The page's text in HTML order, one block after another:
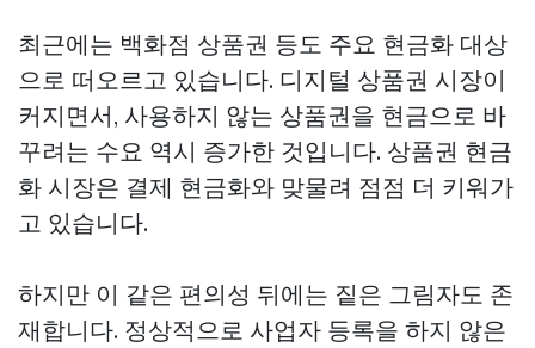
최근에는 백화점 상품권 등도 주요 현금화 대상
으로 떠오르고 있습니다. 디지털 상품권 시장이
커지면서, 사용하지 않는 상품권을 현금으로 바
꾸려는 수요 역시 증가한 것입니다. 상품권 현금
화 시장은 결제 현금화와 맞물려 점점 더 키워가
고 있습니다.
하지만 이 같은 편의성 뒤에는 짙은 그림자도 존
재합니다. 정상적으로 사업자 등록을 하지 않은